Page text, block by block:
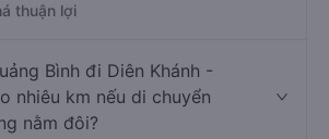
thuận lợi
Bình đi Diên Khánh -
nhiêu km nếu di chuyển
nằm đôi?